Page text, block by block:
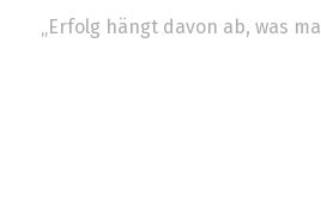
„Erfolg hängt davon ab, was